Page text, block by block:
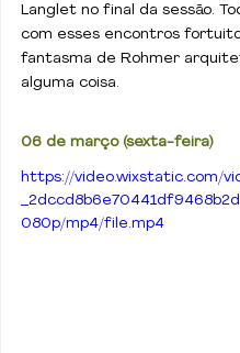
Langlet no final da sessão.
com esses encontros
fantasma de Rohmer
alguma coisa.
06 de março (sexta-feira)
https://video.wixstatic.com/
080p/mp4/file.mp4